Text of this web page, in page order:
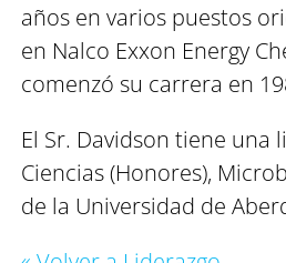
años en varios puestos
en Nalco Exxon Energy
comenzó su carrera en
El Sr. Davidson tiene una
Ciencias (Honores),
de la Universidad de